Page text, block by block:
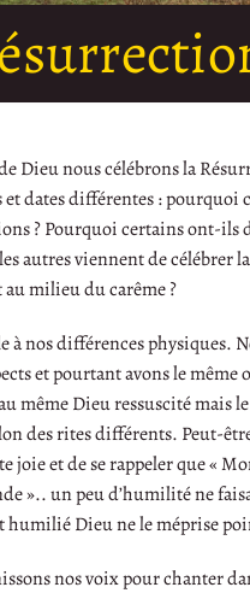
Dieu nous célébrons la
et dates différentes : pourquoi
? Pourquoi certains ont-ils
autres viennent de célébrer
milieu du carême ?
à nos différences physiques.
et pourtant avons le même
même Dieu ressuscité mais
des rites différents. Peut-
joie et de se rappeler que «
».. un peu d’humilité ne
humilié Dieu ne le méprise
nos voix pour chanter